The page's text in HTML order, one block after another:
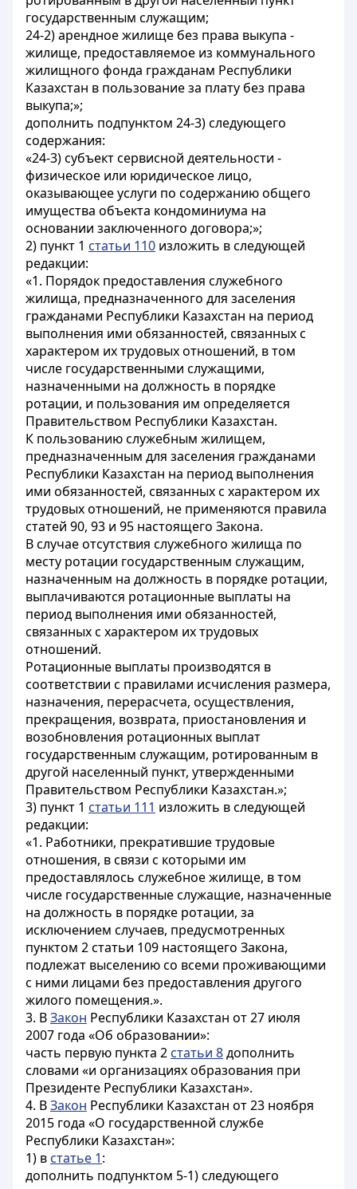
государственным служащим;
24-2) арендное жилище без права выкупа -
жилище, предоставляемое из коммунального
жилищного фонда гражданам Республики
Казахстан в пользование за плату без права
выкупа;»;
дополнить подпунктом 24-3) следующего
содержания:
«24-3) субъект сервисной деятельности -
физическое или юридическое лицо,
оказывающее услуги по содержанию общего
имущества объекта кондоминиума на
основании заключенного договора;»;
2) пункт 1 статьи 110 изложить в следующей
редакции:
«1. Порядок предоставления служебного
жилища, предназначенного для заселения
гражданами Республики Казахстан на период
выполнения ими обязанностей, связанных с
характером их трудовых отношений, в том
числе государственными служащими,
назначенными на должность в порядке
ротации, и пользования им определяется
Правительством Республики Казахстан.
К пользованию служебным жилищем,
предназначенным для заселения гражданами
Республики Казахстан на период выполнения
ими обязанностей, связанных с характером их
трудовых отношений, не применяются правила
статей 90, 93 и 95 настоящего Закона.
В случае отсутствия служебного жилища по
месту ротации государственным служащим,
назначенным на должность в порядке ротации,
выплачиваются ротационные выплаты на
период выполнения ими обязанностей,
связанных с характером их трудовых
отношений.
Ротационные выплаты производятся в
соответствии с правилами исчисления размера,
назначения, перерасчета, осуществления,
прекращения, возврата, приостановления и
возобновления ротационных выплат
государственным служащим, ротированным в
другой населенный пункт, утвержденными
Правительством Республики Казахстан.»;
3) пункт 1 статьи 111 изложить в следующей
редакции:
«1. Работники, прекратившие трудовые
отношения, в связи с которыми им
предоставлялось служебное жилище, в том
числе государственные служащие, назначенные
на должность в порядке ротации, за
исключением случаев, предусмотренных
пунктом 2статьи 109 настоящего Закона,
подлежат выселению со всеми проживающими
с ними лицами без предоставления другого
жилого помещения.».
3. ВЗакон Республики Казахстан от 27 июля
2007 года «Об образовании»:
часть первую пункта 2 статьи 8дополнить
словами «и организациях образования при
Президенте Республики Казахстан».
4. ВЗакон Республики Казахстан от 23 ноября
2015 года «О государственной службе
Республики Казахстан»:
1) в статье 1:
дополнить подпунктом 5-1) следующего